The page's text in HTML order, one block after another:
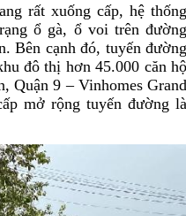
rất xuống cấp, hệ
ổ gà, ổ voi trên
Bên cạnh đó, tuyến
đô thị hơn 45.000 căn
Quận 9 – Vinhomes
mở rộng tuyến đường